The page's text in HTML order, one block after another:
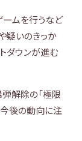
ームを行うなど
疑いのきっか
ダウンが進む
弾解除の「極限
今後の動向に注